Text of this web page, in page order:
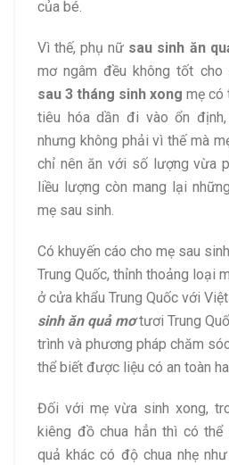
của bé.
Vì thế, phụ nữ sau sinh ăn
mơ ngâm đều không tốt cho
sau 3 tháng sinh xong mẹ có
tiêu hóa dần đi vào ổn
nhưng không phải vì thế mà
chỉ nên ăn với số lượng vừa
liều lượng còn mang lại
mẹ sau sinh.
Có khuyến cáo cho mẹ sau
Trung Quốc, thỉnh thoảng loại
ở cửa khẩu Trung Quốc với
sinh ăn quả mơtươi Trung
trình và phương pháp chăm
thể biết được liệu có an toàn
Đối với mẹ vừa sinh xong,
kiêng đồ chua hẳn thì có
quả khác có độ chua nhẹ